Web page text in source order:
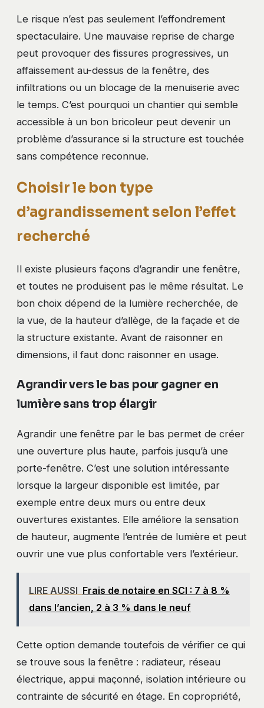
Le risque n’est pas seulement l’effondrement
spectaculaire. Une mauvaise reprise de charge
peut provoquer des fissures progressives, un
affaissement au-dessus de la fenêtre, des
infiltrations ou un blocage de la menuiserie avec
le temps. C’est pourquoi un chantier qui semble
accessible à un bon bricoleur peut devenir un
problème d’assurance si la structure est touchée
sans compétence reconnue.
Choisir le bon type
d’agrandissement selon l’effet
recherché
Il existe plusieurs façons d’agrandir une fenêtre,
et toutes ne produisent pas le même résultat. Le
bon choix dépend de la lumière recherchée, de
la vue, de la hauteur d’allège, de la façade et de
la structure existante. Avant de raisonner en
dimensions, il faut donc raisonner en usage.
Agrandir vers le bas pour gagner en
lumière sans trop élargir
Agrandir une fenêtre par le bas permet de créer
une ouverture plus haute, parfois jusqu’à une
porte-fenêtre. C’est une solution intéressante
lorsque la largeur disponible est limitée, par
exemple entre deux murs ou entre deux
ouvertures existantes. Elle améliore la sensation
de hauteur, augmente l’entrée de lumière et peut
ouvrir une vue plus confortable vers l’extérieur.
LIRE AUSSI Frais de notaire en SCI : 7 à 8 %
dans l’ancien, 2 à 3 % dans le neuf
Cette option demande toutefois de vérifier ce qui
se trouve sous la fenêtre : radiateur, réseau
électrique, appui maçonné, isolation intérieure ou
contrainte de sécurité en étage. En copropriété,